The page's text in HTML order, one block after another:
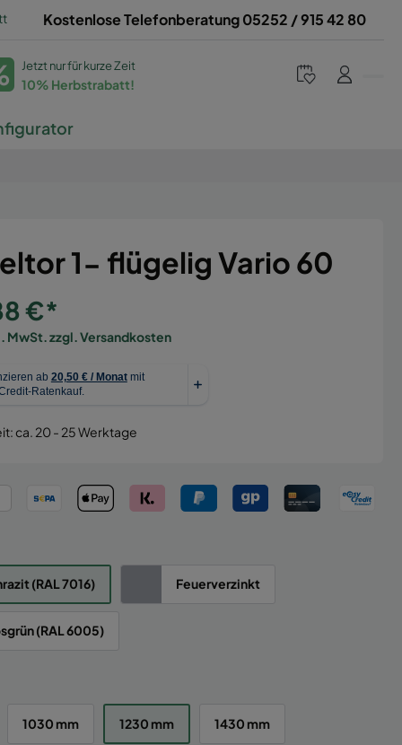
Kostenlose Telefonberatung 05252 / 915 42 80
Jetzt nur für kurze Zeit
10% Herbstrabatt!
1- flügelig Vario 60
€*
MwSt. zzgl. Versandkosten
ca. 20 - 25 Werktage
(RAL 7016) Feuerverzinkt
(RAL 6005)
1030 mm 1230 mm 1430 mm